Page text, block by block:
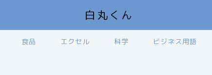
白丸くん
食品 エクセル 科学 ビジネス用語